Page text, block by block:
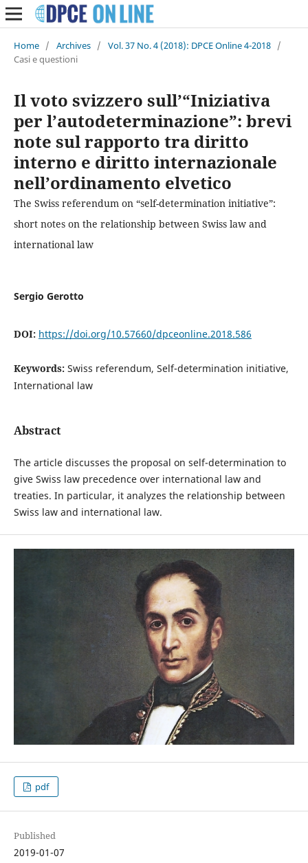
Home / Archives / Vol. 37 No. 4 (2018): DPCE Online 4-2018 /
Casi e questioni
Il voto svizzero sull’“Iniziativa
per l’autodeterminazione”: brevi
note sul rapporto tra diritto
interno e diritto internazionale
nell’ordinamento elvetico
The Swiss referendum on “self-determination initiative”:
short notes on the relationship between Swiss law and
international law
Sergio Gerotto
DOI: https://doi.org/10.57660/dpceonline.2018.586
Keywords: Swiss referendum, Self-determination initiative,
International law
Abstract
The article discusses the proposal on self-determination to
give Swiss law precedence over international law and
treaties. In particular, it analyzes the relationship between
Swiss law and international law.
pdf
Published
2019-01-07